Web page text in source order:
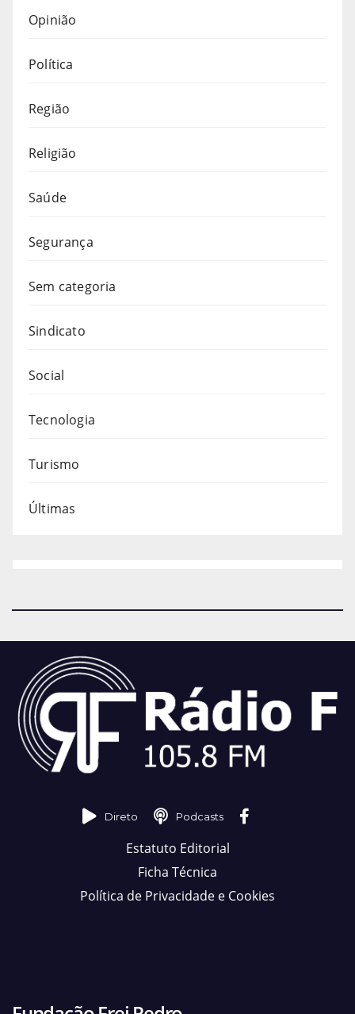
Opinião
Política
Região
Religião
Saúde
Segurança
Sem categoria
Sindicato
Social
Tecnologia
Turismo
Últimas
Direto Podcasts
Estatuto Editorial
Ficha Técnica
Política de Privacidade e Cookies